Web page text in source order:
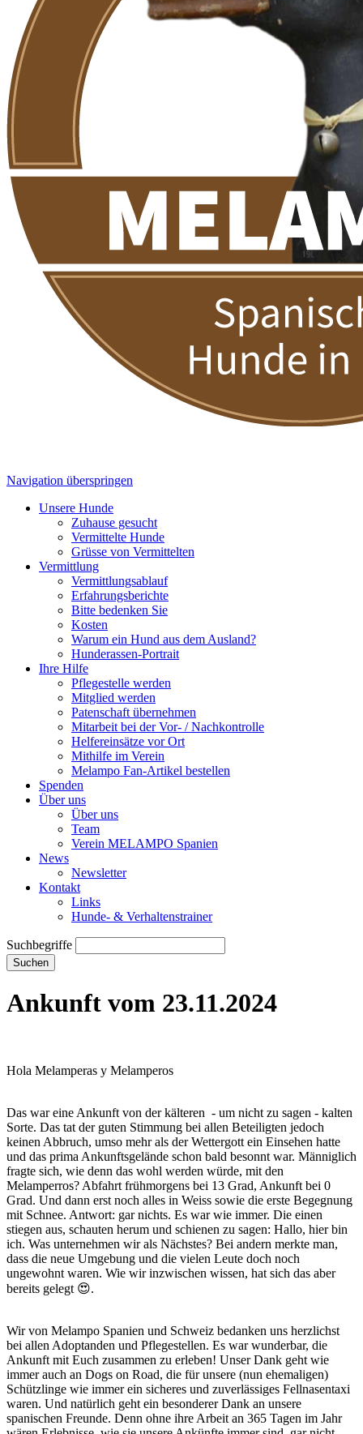
Navigation überspringen
Unsere Hunde
Zuhause gesucht
Vermittelte Hunde
Grüsse von Vermittelten
Vermittlung
Vermittlungsablauf
Erfahrungsberichte
Bitte bedenken Sie
Kosten
Warum ein Hund aus dem Ausland?
Hunderassen-Portrait
Ihre Hilfe
Pflegestelle werden
Mitglied werden
Patenschaft übernehmen
Mitarbeit bei der Vor- / Nachkontrolle
Helfereinsätze vor Ort
Mithilfe im Verein
Melampo Fan-Artikel bestellen
Spenden
Über uns
Über uns
Team
Verein MELAMPO Spanien
News
Newsletter
Kontakt
Links
Hunde- & Verhaltenstrainer
Suchbegriffe
Suchen
Ankunft vom 23.11.2024
Hola Melamperas y Melamperos
Das war eine Ankunft von der kälteren - um nicht zu sagen - kalten
Sorte. Das tat der guten Stimmung bei allen Beteiligten jedoch
keinen Abbruch, umso mehr als der Wettergott ein Einsehen hatte
und das prima Ankunftsgelände schon bald besonnt war. Männiglich
fragte sich, wie denn das wohl werden würde, mit den
Melamperros? Abfahrt frühmorgens bei 13 Grad, Ankunft bei 0
Grad. Und dann erst noch alles in Weiss sowie die erste Begegnung
mit Schnee. Antwort: gar nichts. Es war wie immer. Die einen
stiegen aus, schauten herum und schienen zu sagen: Hallo, hier bin
ich. Was unternehmen wir als Nächstes? Bei andern merkte man,
dass die neue Umgebung und die vielen Leute doch noch
ungewohnt waren. Wie wir inzwischen wissen, hat sich das aber
bereits gelegt 😍.
Wir von Melampo Spanien und Schweiz bedanken uns herzlichst
bei allen Adoptanden und Pflegestellen. Es war wunderbar, die
Ankunft mit Euch zusammen zu erleben! Unser Dank geht wie
immer auch an Dogs on Road, die für unsere (nun ehemaligen)
Schützlinge wie immer ein sicheres und zuverlässiges Fellnasentaxi
waren. Und natürlich geht ein besonderer Dank an unsere
spanischen Freunde. Denn ohne ihre Arbeit an 365 Tagen im Jahr